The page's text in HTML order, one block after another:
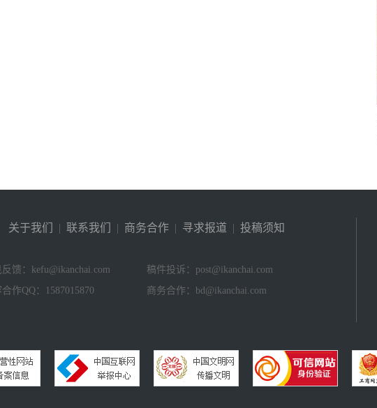
关于我们 | 联系我们 | 商务合作 | 寻求报道 | 投稿须知
馈：kefu@ikanchai.com
稿件投诉：post@ikanchai.com
作QQ：1587015870
商务合作：bd@ikanchai.com